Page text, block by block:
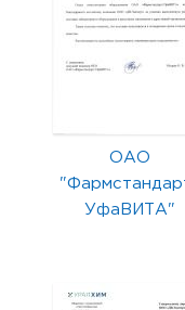
ОАО
УфаВИТА"